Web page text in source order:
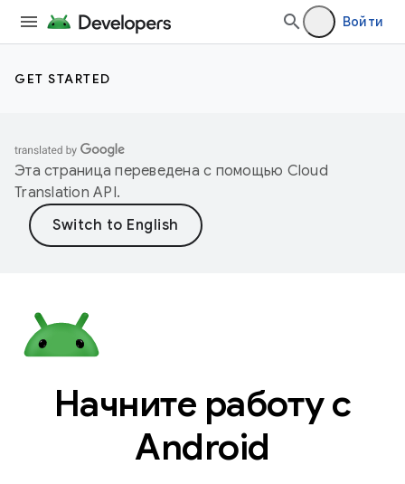
Войти
GET STARTED
Эта страница переведена с помощью Cloud
Translation API.
Начните работу с
Android